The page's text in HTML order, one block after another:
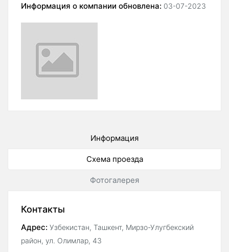
Информация о компании обновлена: 03-07-2023
Информация
Схема проезда
Фотогалерея
Контакты
Адрес: Узбекистан, Ташкент, Мирзо-Улугбекский
район, ул. Олимлар, 43